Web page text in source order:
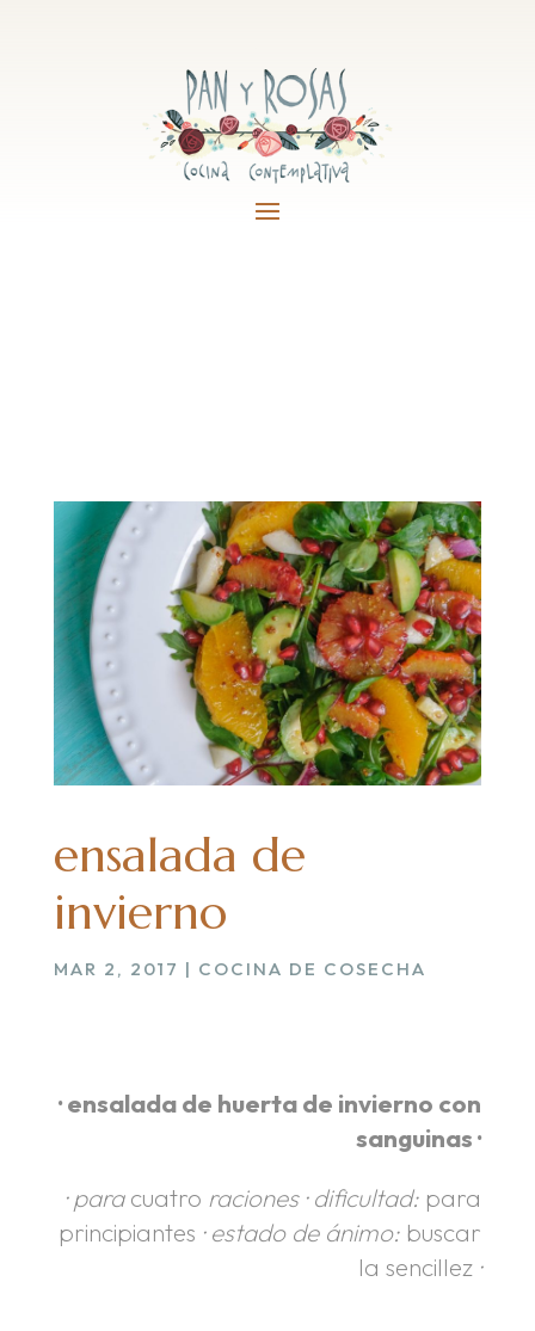
ensalada de
invierno
MAR 2, 2017 | COCINA DE COSECHA
· ensalada de huerta de invierno con
sanguinas ·
· paracuatro raciones · dificultad: para
principiantes · estado de ánimo: buscar
la sencillez ·